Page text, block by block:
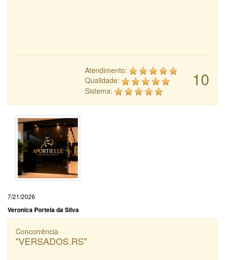
10
Atendimento:
Qualidade:
Sistema:
7/21/2026
Veronica Portela da Silva
Concorrência
"VERSADOS.RS"